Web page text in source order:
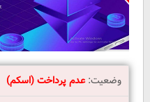
وضعیت:عدم پرداخت (اسکم)